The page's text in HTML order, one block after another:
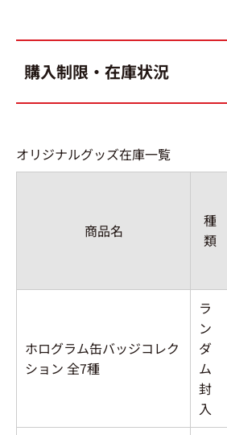
購入制限・在庫状況
オリジナルグッズ在庫一覧
商品名
種
類
ホログラム缶バッジコレク
ション 全7種
ラ
ン
ダ
ム
封
入